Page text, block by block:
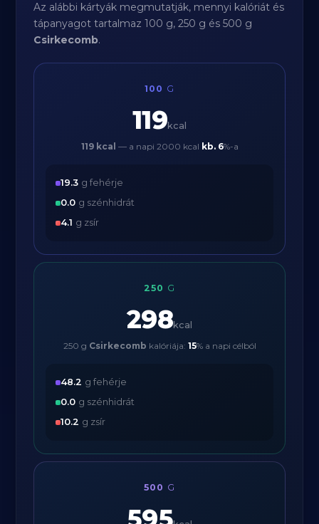
Az alábbi kártyák megmutatják, mennyi kalóriát és
tápanyagot tartalmaz 100 g, 250 g és 500 g
Csirkecomb.
100 G
119kcal
119 kcal — a napi 2000 kcal kb. 6%-a
19.3 g fehérje
0.0 g szénhidrát
4.1 g zsír
250 G
298kcal
250 g Csirkecomb kalóriája: 15% a napi célból
48.2 g fehérje
0.0 g szénhidrát
10.2 g zsír
500 G